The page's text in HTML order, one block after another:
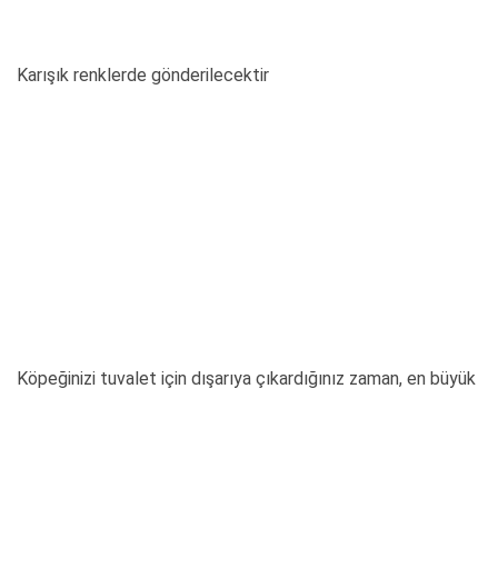
Karışık renklerde gönderilecektir
Köpeğinizi tuvalet için dışarıya çıkardığınız zaman, en büyük